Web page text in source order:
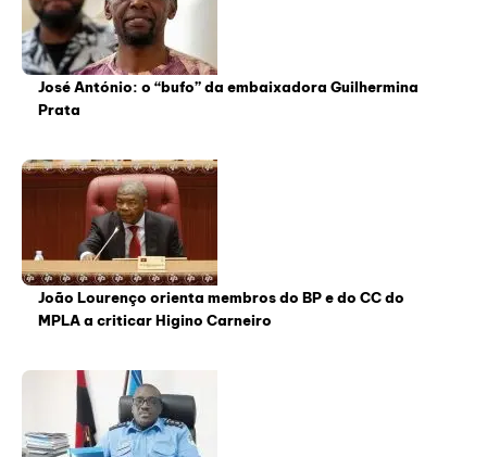
José António: o “bufo” da embaixadora Guilhermina
Prata
João Lourenço orienta membros do BP e do CC do
MPLA a criticar Higino Carneiro